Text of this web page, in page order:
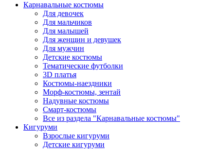
Карнавальные костюмы
Для девочек
Для мальчиков
Для малышей
Для женщин и девушек
Для мужчин
Детские костюмы
Тематические футболки
3D платья
Костюмы-наездники
Морф-костюмы, зентай
Надувные костюмы
Смарт-костюмы
Все из раздела "Карнавальные костюмы"
Кигуруми
Взрослые кигуруми
Детские кигуруми